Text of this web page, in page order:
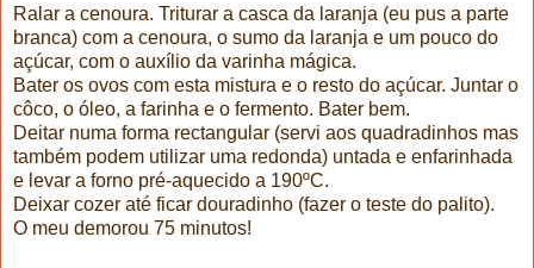
Ralar a cenoura. Triturar a casca da laranja (eu pus a parte
branca) com a cenoura, o sumo da laranja e um pouco do
açúcar, com o auxílio da varinha mágica.
Bater os ovos com esta mistura e o resto do açúcar. Juntar o
côco, o óleo, a farinha e o fermento. Bater bem.
Deitar numa forma rectangular (servi aos quadradinhos mas
também podem utilizar uma redonda) untada e enfarinhada
e levar a forno pré-aquecido a 190ºC.
Deixar cozer até ficar douradinho (fazer o teste do palito).
O meu demorou 75 minutos!